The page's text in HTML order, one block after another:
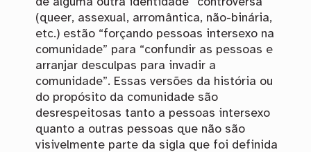
(queer, assexual, arromântica, não-binária,
etc.) estão “forçando pessoas intersexo na
comunidade” para “confundir as pessoas e
arranjar desculpas para invadir a
comunidade”. Essas versões da história ou
do propósito da comunidade são
desrespeitosas tanto a pessoas intersexo
quanto a outras pessoas que não são
visivelmente parte da sigla que foi definida